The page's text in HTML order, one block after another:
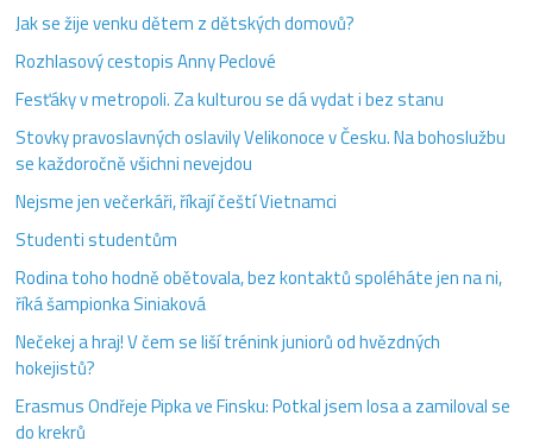
Jak se žije venku dětem z dětských domovů?
Rozhlasový cestopis Anny Peclové
Fesťáky v metropoli. Za kulturou se dá vydat i bez stanu
Stovky pravoslavných oslavily Velikonoce v Česku. Na bohoslužbu
se každoročně všichni nevejdou
Nejsme jen večerkáři, říkají čeští Vietnamci
Studenti studentům
Rodina toho hodně obětovala, bez kontaktů spoléháte jen na ni,
říká šampionka Siniaková
Nečekej a hraj! V čem se liší trénink juniorů od hvězdných
hokejistů?
Erasmus Ondřeje Pipka ve Finsku: Potkal jsem losa a zamiloval se
do krekrů